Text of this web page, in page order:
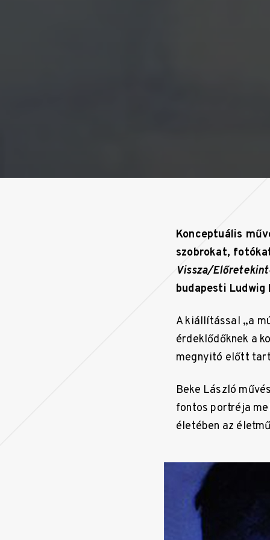
Konceptuális
szobrokat,
Vissza/
budapesti
A kiállítással „a
érdeklődőknek a
megnyitó előtt
Beke László
fontos portréja
életében az